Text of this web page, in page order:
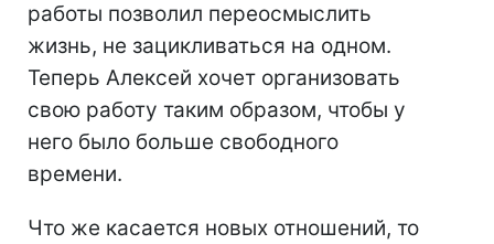
работы позволил переосмыслить
жизнь, не зацикливаться на одном.
Теперь Алексей хочет организовать
свою работу таким образом, чтобы у
него было больше свободного
времени.
Что же касается новых отношений, то